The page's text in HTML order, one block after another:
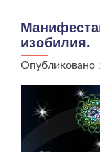
изобилия.
Опубликовано